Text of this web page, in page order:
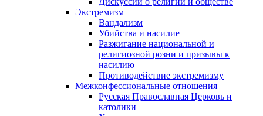
Экстремизм
Вандализм
Убийства и насилие
Разжигание национальной и
религиозной розни и призывы к
насилию
Противодействие экстремизму
Межконфессиональные отношения
Русская Православная Церковь и
католики